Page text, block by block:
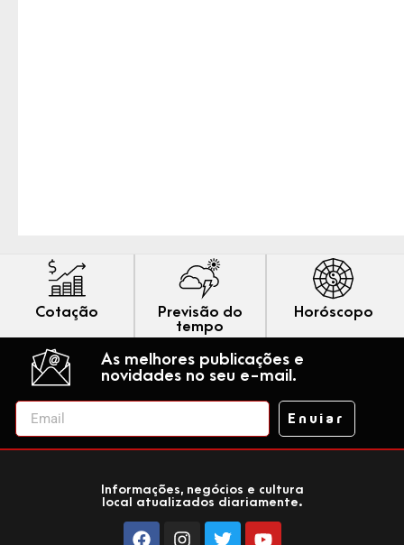
Cotação
Previsão do
tempo
Horóscopo
As melhores publicações e
novidades no seu e-mail.
Enviar
Informações, negócios e cultura
local atualizados diariamente.